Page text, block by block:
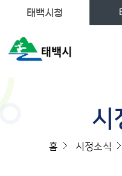
태백시청
시
홈 시정소식